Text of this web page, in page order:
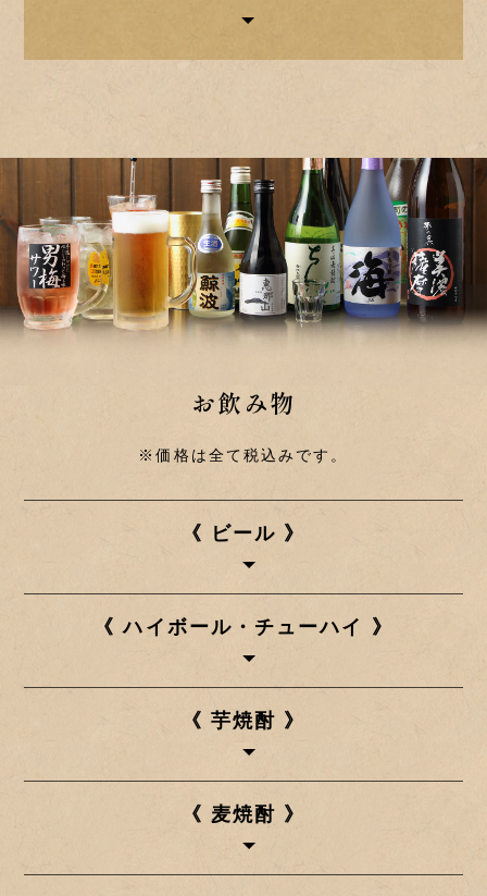
お飲み物
※価格は全て税込みです。
《 ビール 》
《 ハイボール・チューハイ 》
《 芋焼酎 》
《 麦焼酎 》